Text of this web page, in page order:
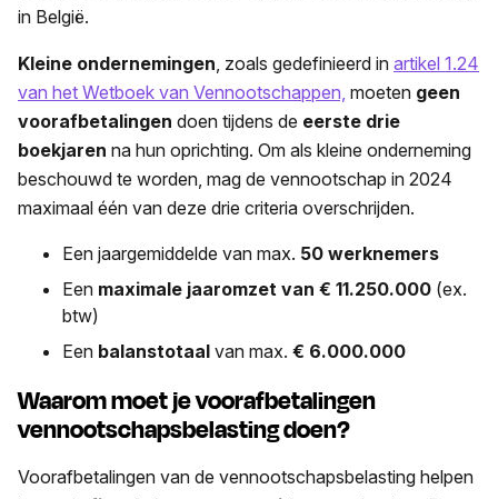
in België.
Kleine ondernemingen , zoals gedefinieerd in artikel 1.24
van het Wetboek van Vennootschappen, moeten geen
voorafbetalingen doen tijdens de eerste drie
boekjaren na hun oprichting. Om als kleine onderneming
beschouwd te worden, mag de vennootschap in 2024
maximaal één van deze drie criteria overschrijden.
Een jaargemiddelde van max. 50 werknemers
Een maximale jaaromzet van € 11.250.000 (ex.
btw)
Een balanstotaal van max. € 6.000.000
Waarom moet je voorafbetalingen
vennootschapsbelasting doen?
Voorafbetalingen van de vennootschapsbelasting helpen